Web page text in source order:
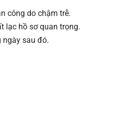
công do chậm trễ.
lạc hồ sơ quan trọng.
ngày sau đó.